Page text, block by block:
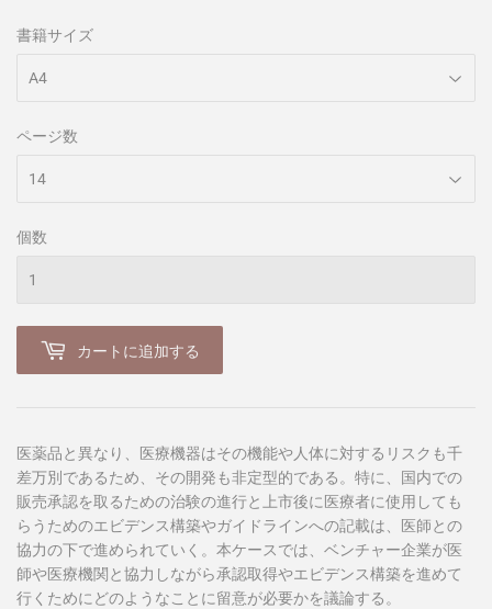
書籍サイズ
ページ数
個数
カートに追加する
医薬品と異なり、医療機器はその機能や人体に対するリスクも千
差万別であるため、その開発も非定型的である。特に、国内での
販売承認を取るための治験の進行と上市後に医療者に使用しても
らうためのエビデンス構築やガイドラインへの記載は、医師との
協力の下で進められていく。本ケースでは、ベンチャー企業が医
師や医療機関と協力しながら承認取得やエビデンス構築を進めて
行くためにどのようなことに留意が必要かを議論する。